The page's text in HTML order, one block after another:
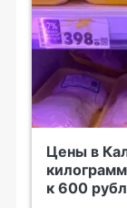
Цены в
к 600